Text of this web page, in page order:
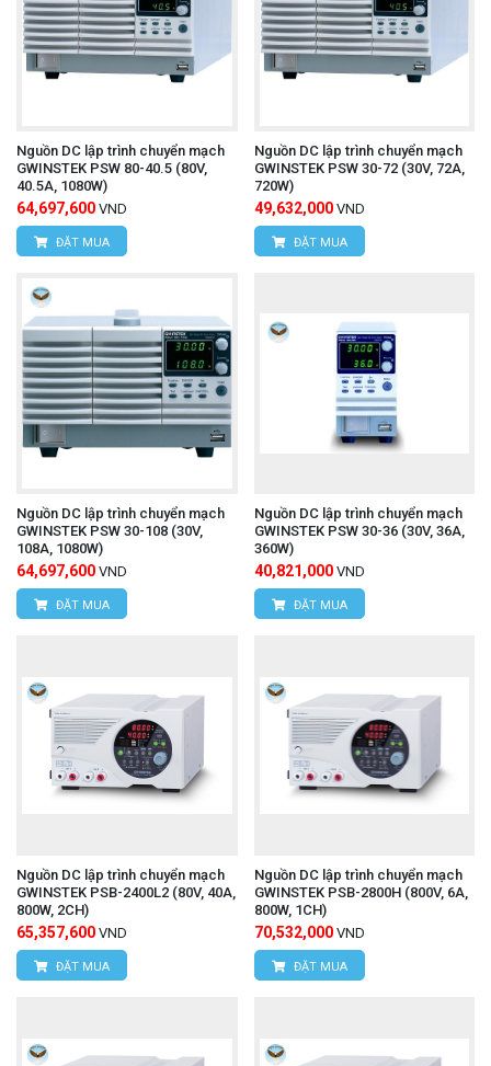
Nguồn DC lập trình chuyển mạch
GWINSTEK PSW 80-40.5 (80V,
40.5A, 1080W)
64,697,600 VND
ĐẶT MUA
Nguồn DC lập trình chuyển mạch
GWINSTEK PSW 30-72 (30V, 72A,
720W)
49,632,000 VND
ĐẶT MUA
Nguồn DC lập trình chuyển mạch
GWINSTEK PSW 30-108 (30V,
108A, 1080W)
64,697,600 VND
ĐẶT MUA
Nguồn DC lập trình chuyển mạch
GWINSTEK PSW 30-36 (30V, 36A,
360W)
40,821,000 VND
ĐẶT MUA
Nguồn DC lập trình chuyển mạch
GWINSTEK PSB-2400L2 (80V, 40A,
800W, 2CH)
65,357,600 VND
ĐẶT MUA
Nguồn DC lập trình chuyển mạch
GWINSTEK PSB-2800H (800V, 6A,
800W, 1CH)
70,532,000 VND
ĐẶT MUA